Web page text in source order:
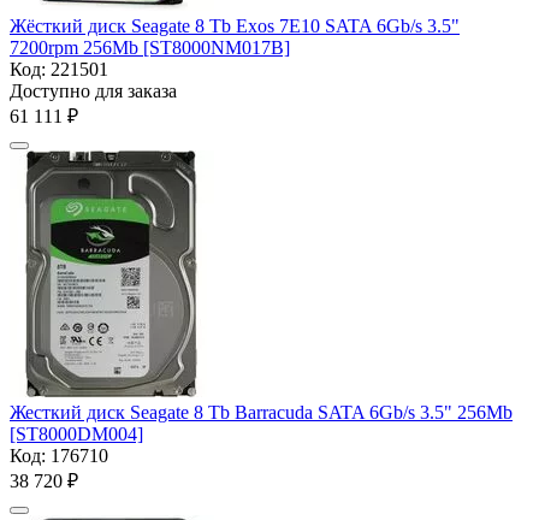
Жёсткий диск Seagate 8 Tb Exos 7E10 SATA 6Gb/s 3.5"
7200rpm 256Mb [ST8000NM017B]
Код: 221501
Доступно для заказа
61 111 ₽
Жесткий диск Seagate 8 Tb Barracuda SATA 6Gb/s 3.5" 256Mb
[ST8000DM004]
Код: 176710
38 720 ₽